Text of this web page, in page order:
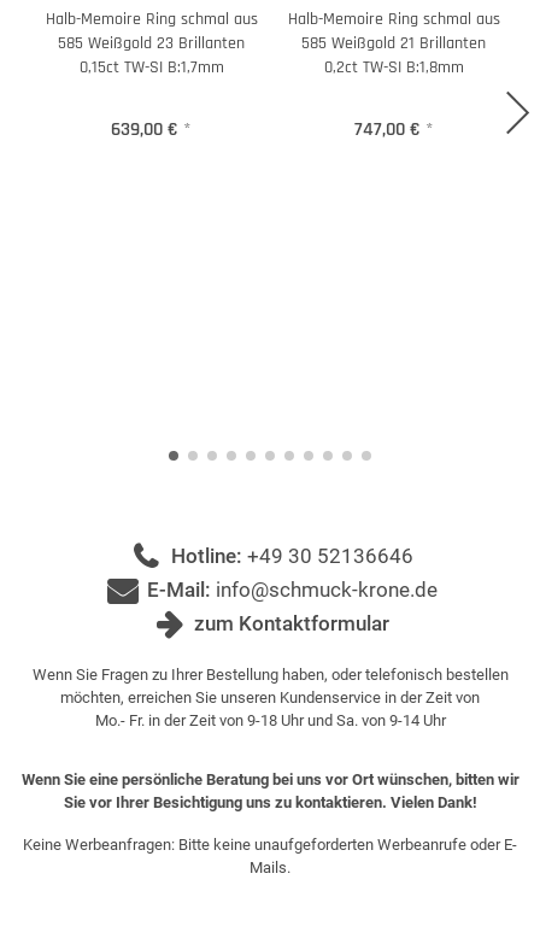
Halb-Memoire Ring schmal aus
585 Weißgold 23 Brillanten
0,15ct TW-SI B:1,7mm
639,00 € *
Halb-Memoire Ring schmal aus
585 Weißgold 21 Brillanten
0,2ct TW-SI B:1,8mm
747,00 € *
Hotline: +49 30 52136646
E-Mail: info@schmuck-krone.de
zum Kontaktformular
Wenn Sie Fragen zu Ihrer Bestellung haben, oder telefonisch bestellen
möchten, erreichen Sie unseren Kundenservice in der Zeit von
Mo.- Fr. in der Zeit von 9-18 Uhr und Sa. von 9-14 Uhr
Wenn Sie eine persönliche Beratung bei uns vor Ort wünschen, bitten wir
Sie vor Ihrer Besichtigung uns zu kontaktieren. Vielen Dank!
Keine Werbeanfragen: Bitte keine unaufgeforderten Werbeanrufe oder E-
Mails.